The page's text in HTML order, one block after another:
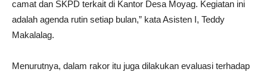
camat dan SKPD terkait di Kantor Desa Moyag. Kegiatan ini
adalah agenda rutin setiap bulan,” kata Asisten I, Teddy
Makalalag.
Menurutnya, dalam rakor itu juga dilakukan evaluasi terhadap